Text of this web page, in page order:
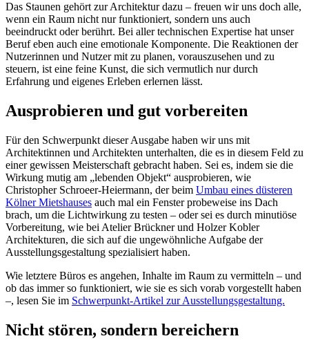
Das Staunen gehört zur Architektur dazu – freuen wir uns doch alle,
wenn ein Raum nicht nur funktioniert, sondern uns auch
beeindruckt oder berührt. Bei aller technischen Expertise hat unser
Beruf eben auch eine emotionale Komponente. Die Reaktionen der
Nutzerinnen und Nutzer mit zu planen, vorauszusehen und zu
steuern, ist eine feine Kunst, die sich vermutlich nur durch
Erfahrung und eigenes Erleben erlernen lässt.
Ausprobieren und gut vorbereiten
Für den Schwerpunkt dieser Ausgabe haben wir uns mit
Architektinnen und Architekten unterhalten, die es in diesem Feld zu
einer gewissen Meisterschaft gebracht haben. Sei es, indem sie die
Wirkung mutig am „lebenden Objekt“ ausprobieren, wie
Christopher Schroeer-Heiermann, der beim Umbau eines düsteren
Kölner Mietshauses auch mal ein Fenster probeweise ins Dach
brach, um die Lichtwirkung zu testen – oder sei es durch minutiöse
Vorbereitung, wie bei Atelier Brückner und Holzer Kobler
Architekturen, die sich auf die ungewöhnliche Aufgabe der
Ausstellungsgestaltung spezialisiert haben.
Wie letztere Büros es angehen, Inhalte im Raum zu vermitteln – und
ob das immer so funktioniert, wie sie es sich vorab vorgestellt haben
–, lesen Sie im Schwerpunkt-Artikel zur Ausstellungsgestaltung.
Nicht stören, sondern bereichern